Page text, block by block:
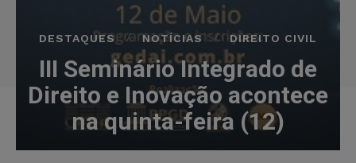
DESTAQUES NOTÍCIAS DIREITO CIVIL
III Seminário Integrado de
Direito e Inovação acontece
na quinta-feira (12)